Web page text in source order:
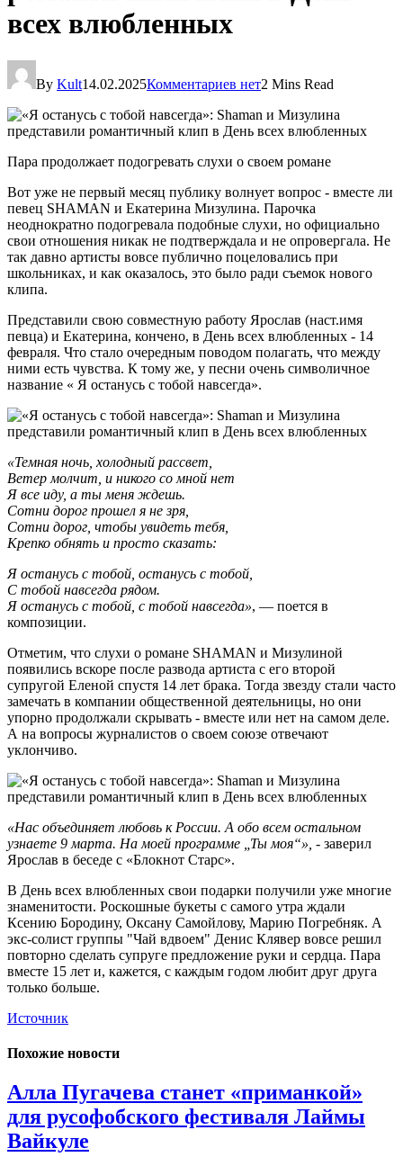
всех влюбленных
By Kult14.02.2025Комментариев нет2 Mins Read
Пара продолжает подогревать слухи о своем романе
Вот уже не первый месяц публику волнует вопрос - вместе ли
певец SHAMAN и Екатерина Мизулина. Парочка
неоднократно подогревала подобные слухи, но официально
свои отношения никак не подтверждала и не опровергала. Не
так давно артисты вовсе публично поцеловались при
школьниках, и как оказалось, это было ради съемок нового
клипа.
Представили свою совместную работу Ярослав (наст.имя
певца) и Екатерина, кончено, в День всех влюбленных - 14
февраля. Что стало очередным поводом полагать, что между
ними есть чувства. К тому же, у песни очень символичное
название « Я останусь с тобой навсегда».
«Темная ночь, холодный рассвет,
Ветер молчит, и никого со мной нет
Я все иду, а ты меня ждешь.
Сотни дорог прошел я не зря,
Сотни дорог, чтобы увидеть тебя,
Крепко обнять и просто сказать:
Я останусь с тобой, останусь с тобой,
С тобой навсегда рядом.
Я останусь с тобой, с тобой навсегда», — поется в
композиции.
Отметим, что слухи о романе SHAMAN и Мизулиной
появились вскоре после развода артиста с его второй
супругой Еленой спустя 14 лет брака. Тогда звезду стали часто
замечать в компании общественной деятельницы, но они
упорно продолжали скрывать - вместе или нет на самом деле.
А на вопросы журналистов о своем союзе отвечают
уклончиво.
«Нас объединяет любовь к России. А обо всем остальном
узнаете 9 марта. На моей программе „Ты моя“», - заверил
Ярослав в беседе с «Блокнот Старс».
В День всех влюбленных свои подарки получили уже многие
знаменитости. Роскошные букеты с самого утра ждали
Ксению Бородину, Оксану Самойлову, Марию Погребняк. А
экс-солист группы "Чай вдвоем" Денис Клявер вовсе решил
повторно сделать супруге предложение руки и сердца. Пара
вместе 15 лет и, кажется, с каждым годом любит друг друга
только больше.
Источник
Похожие новости
Алла Пугачева станет «приманкой»
для русофобского фестиваля Лаймы
Вайкуле